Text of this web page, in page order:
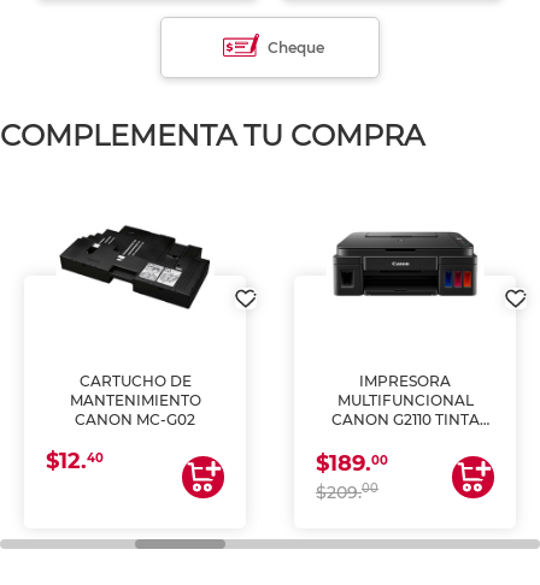
Cheque
COMPLEMENTA TU COMPRA
CARTUCHO DE
MANTENIMIENTO
CANON MC-G02
$12.40
IMPRESORA
MULTIFUNCIONAL
CANON G2110 TINTA
$189.00
$209.00